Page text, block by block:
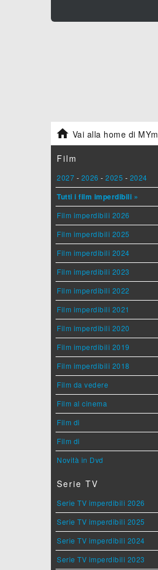
 Vai alla home di
Film
2027 - 2026 - 2025 - 2024
Tutti i film imperdibili »
Film imperdibili 2026
Film imperdibili 2025
Film imperdibili 2024
Film imperdibili 2023
Film imperdibili 2022
Film imperdibili 2021
Film imperdibili 2020
Film imperdibili 2019
Film imperdibili 2018
Film da vedere
Film al cinema
Film di
Film di
Novità in Dvd
Serie TV
Serie TV imperdibili 2026
Serie TV imperdibili 2025
Serie TV imperdibili 2024
Serie TV imperdibili 2023